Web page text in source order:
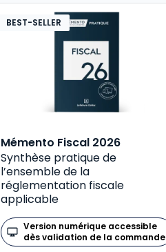
BEST-SELLER
Mémento Fiscal 2026
Synthèse pratique de
l’ensemble de la
réglementation fiscale
applicable
Version numérique accessible
dès validation de la commande